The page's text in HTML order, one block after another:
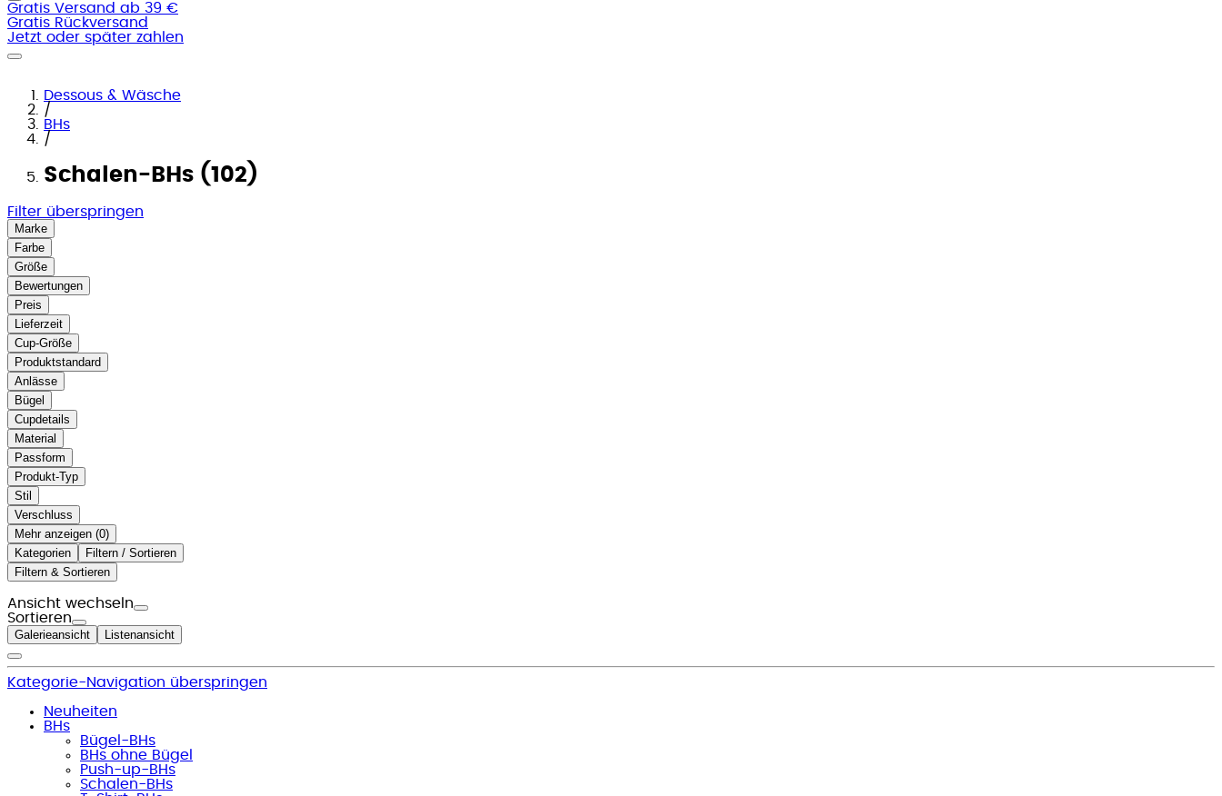
Gratis Versand ab 39 €
Gratis Rückversand
Jetzt oder später zahlen
Dessous & Wäsche
/
BHs
/
Schalen-BHs (102)
Filter überspringen
Marke
Farbe
Größe
Bewertungen
Preis
Lieferzeit
Cup-Größe
Produktstandard
Anlässe
Bügel
Cupdetails
Material
Passform
Produkt-Typ
Stil
Verschluss
Mehr anzeigen ( )
Kategorien
Filtern / Sortieren
Filtern & Sortieren
Ansicht wechseln
Sortieren
Galerieansicht Listenansicht
Kategorie-Navigation überspringen
Neuheiten
BHs
Bügel-BHs
BHs ohne Bügel
Push-up-BHs
Schalen-BHs